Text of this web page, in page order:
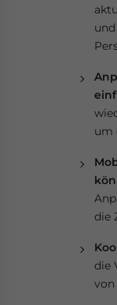
um
die
die
von